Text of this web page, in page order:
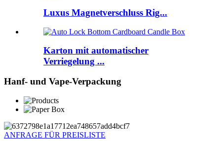
Luxus Magnetverschluss Rig...
Karton mit automatischer
Verriegelung ...
Hanf- und Vape-Verpackung
ANFRAGE FÜR PREISLISTE